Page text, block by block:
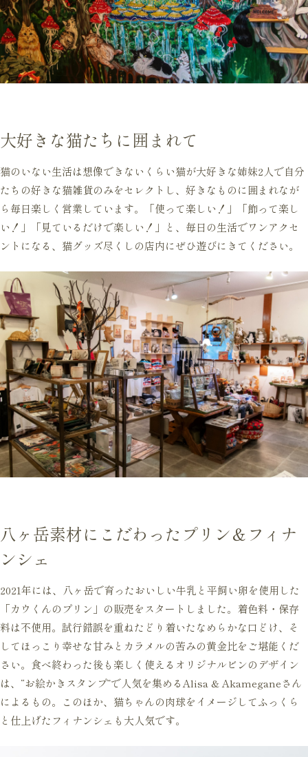
大好きな猫たちに囲まれて
猫のいない生活は想像できないくらい猫が大好きな姉妹2人で自分
たちの好きな猫雑貨のみをセレクトし、好きなものに囲まれなが
ら毎日楽しく営業しています。「使って楽しい！」「飾って楽し
い！」「見ているだけで楽しい！」と、毎日の生活でワンアクセ
ントになる、猫グッズ尽くしの店内にぜひ遊びにきてください。
八ヶ岳素材にこだわったプリン＆フィナ
ンシェ
2021年には、八ヶ岳で育ったおいしい牛乳と平飼い卵を使用した
「カウくんのプリン」の販売をスタートしました。着色料・保存
料は不使用。試行錯誤を重ねたどり着いたなめらかな口どけ、そ
してほっこり幸せな甘みとカラメルの苦みの黄金比をご堪能くだ
さい。食べ終わった後も楽しく使えるオリジナルビンのデザイン
は、“お絵かきスタンプ”で人気を集めるAlisa & Akameganeさん
によるもの。このほか、猫ちゃんの肉球をイメージしてふっくら
と仕上げたフィナンシェも大人気です。